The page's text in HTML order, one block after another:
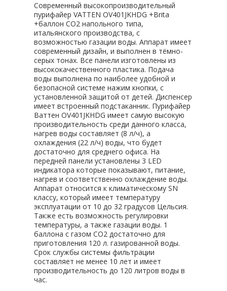
Современный высокопроизводительный
пурифайер VATTEN OV401JKHDG +Brita
+баллон CO2 напольного типа,
итальянского производства, с
возможностью газации воды. Аппарат имеет
современный дизайн, и выполнен в тёмно-
серых тонах. Все панели изготовлены из
высококачественного пластика. Подача
воды выполнена по наиболее удобной и
безопасной системе нажим кнопки, с
установленной защитой от детей. Диспенсер
имеет встроенный подстаканник. Пурифайер
Ваттен OV401JKHDG имеет самую высокую
производительность среди данного класса,
нагрев воды составляет (8 л/ч), а
охлаждения (22 л/ч) воды, что будет
достаточно для среднего офиса. На
передней панели установлены 3 LED
индикатора которые показывают, питание,
нагрев и соответственно охлаждение воды.
Аппарат относится к климатическому SN
классу, который имеет температуру
эксплуатации от 10 до 32 градусов Цельсия.
Также есть возможность регулировки
температуры, а также газации воды. 1
баллона с газом CO2 достаточно для
приготовления 120 л. газированной воды.
Срок службы системы фильтрации
составляет не менее 10 лет и имеет
производительность до 120 литров воды в
час.